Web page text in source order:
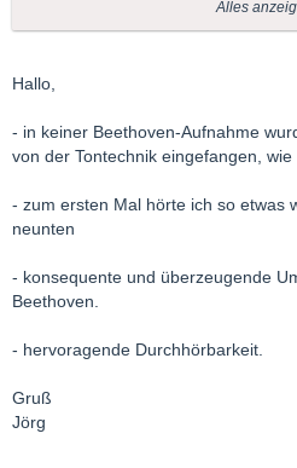
viel Spaß mit diesem Thread
wünscht Alfred
Alles
Hallo,
- in keiner Beethoven-Aufnahme
von der Tontechnik eingefangen, wie
- zum ersten Mal hörte ich so etwas
neunten
- konsequente und überzeugende
Beethoven.
- hervoragende Durchhörbarkeit.
Gruß
Jörg